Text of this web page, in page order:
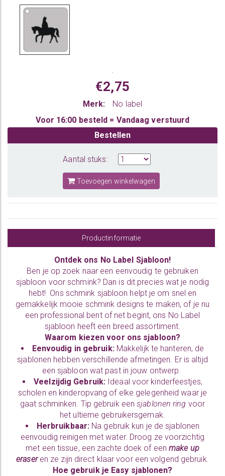
.
€2,75
Merk:
No label
Voor 16:00 besteld = Vandaag verstuurd
Bestellen
Aantal stuks:
Toevoegen winkelwagen
Productinformatie
Ontdek ons No Label Sjabloon!
Ben je op zoek naar een eenvoudig te gebruiken
sjabloon voor schmink? Dan is dit precies wat je nodig
hebt! Ons schmink sjabloon helpt je om snel en
gemakkelijk mooie schmink designs te maken, of je nu
een professional bent of net begint, ons No Label
sjabloon heeft een breed assortiment.
Waarom kiezen voor ons sjabloon?
Eenvoudig in gebruik:Makkelijk te hanteren, de
sjablonen hebben verschillende afmetingen. Er is altijd
een sjabloon wat past in jouw ontwerp.
Veelzijdig Gebruik: Ideaal voor kinderfeestjes,
scholen en kinderopvang of elke gelegenheid waar je
gaat schminken. Tip gebruik eensjablonen ring voor
het ultieme gebruikersgemak.
Herbruikbaar: Na gebruik kun je de sjablonen
eenvoudig reinigen met water. Droog ze voorzichtig
met een tissue, een zachte doek of eenmake up
eraseren ze zijn direct klaar voor een volgend gebruik.
Hoe gebruik je Easy sjablonen?